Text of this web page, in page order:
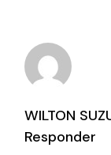
WILTON
Responder